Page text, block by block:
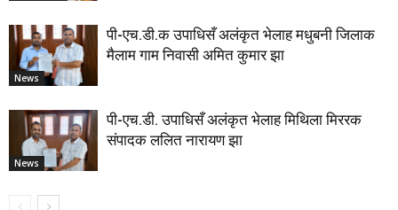
News
पी-एच.डी.क उपाधिसँ अलंकृत भेलाह मधुबनी जिलाक
मैलाम गाम निवासी अमित कुमार झा
News
पी-एच.डी. उपाधिसँ अलंकृत भेलाह मिथिला मिररक
संपादक ललित नारायण झा